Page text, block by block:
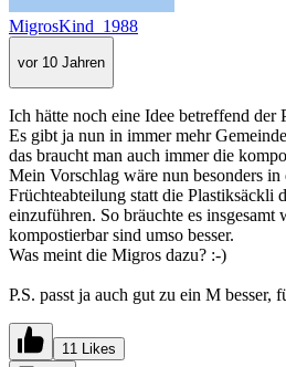
MigrosKind_1988
vor 10 Jahren
Ich hätte noch eine Idee betreffend der
Es gibt ja nun in immer mehr
das braucht man auch immer die
Mein Vorschlag wäre nun besonders in
Früchteabteilung statt die Plastiksäckli
einzuführen. So bräuchte es insgesamt
kompostierbar sind umso besser.
Was meint die Migros dazu? :-)
P.S. passt ja auch gut zu ein M besser,
11 Likes